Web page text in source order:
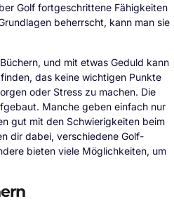
Golf fortgeschrittene Fähigkeiten
beherrscht, kann man sie
und mit etwas Geduld kann
das keine wichtigen Punkte
oder Stress zu machen. Die
Manche geben einfach nur
gut mit den Schwierigkeiten beim
dir dabei, verschiedene Golf-
bieten viele Möglichkeiten, um